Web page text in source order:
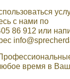
с нами по
86 912 или
время в